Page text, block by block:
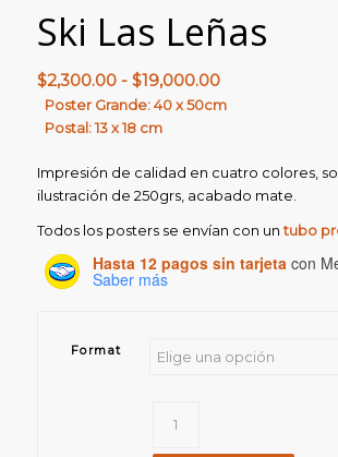
Ski Las Leñas
$2,300.00 - $19,000.00Rango
de
$2,300.00
$19,000.00
Poster Grande: 40 x 50cm
Postal: 13 x 18 cm
Impresión de calidad en cuatro colores,
ilustración de 250grs, acabado mate.
Todos los posters se envían con untubo
Hasta 12 pagos sin tarjeta con
Saber más
Format